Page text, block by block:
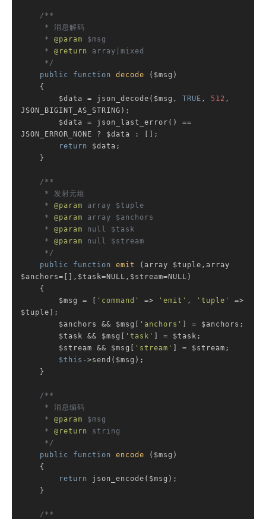
/**
     *
@param $msg
     *
@return array|mixed
     */
public
function decode
($msg)
{
        $data = json_decode($msg,
TRUE , 512 ,
JSON_BIGINT_AS_STRING);
JSON_ERROR_NONE ? $data : [];
return $data;
/**
     *
@param array $tuple
     *
@param array $anchors
     *
@param null $task
     *
@param null $stream
     */
public
function emit
(array $tuple,array
$anchors=[],$task=NULL,$stream=NULL)
{
        $msg = [
'command' => 'emit' , 'tuple'
=>
$tuple];
        $anchors && $msg[
'anchors'
] = $anchors;
        $task && $msg[
'task'
] = $task;
        $stream && $msg[
'stream'
] = $stream;
$this ->send($msg);
/**
     *
@param $msg
     *
@return string
     */
public
function encode
($msg)
{
return json_encode($msg);
/**